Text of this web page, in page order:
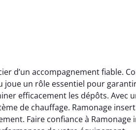
d’un accompagnement fiable.
joue un rôle essentiel pour
efficacement les dépôts. Avec
de chauffage. Ramonage
Faire confiance à Ramonage